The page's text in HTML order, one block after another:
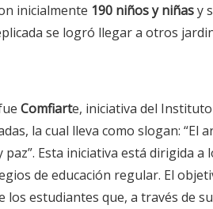
inicialmente 190 niños y niñasy
se logró llegar a otros
Comfiarte, iniciativa del
la cual lleva como slogan: “El
Esta iniciativa está dirigida a
de educación regular. El
estudiantes que, a través de